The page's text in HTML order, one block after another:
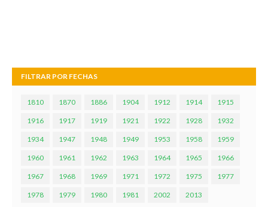
FILTRAR POR FECHAS
1810 1870 1886 1904 1912 1914 1915
1916 1917 1919 1921 1922 1928 1932
1934 1947 1948 1949 1953 1958 1959
1960 1961 1962 1963 1964 1965 1966
1967 1968 1969 1971 1972 1975 1977
1978 1979 1980 1981 2002 2013